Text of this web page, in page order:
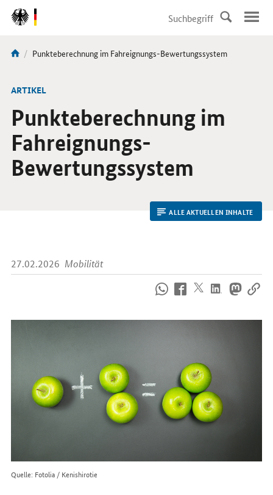
DirektZu:
Navigation
Sie
hier:
Aktuelle
Punkteberechnung im Fahreignungs-Bewertungssystem
ARTIKEL
Punkteberechnung im
Fahreignungs-
Bewertungssystem
ALLE AKTUELLEN INHALTE
27.02.2026 Mobilität
uns
Quelle: Fotolia / Kenishirotie